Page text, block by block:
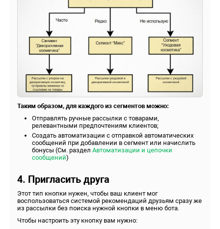
Таким образом, для каждого из сегментов можно:
Отправлять ручные рассылки с товарами,
релевантными предпочтениям клиентов;
Создать автоматизации с отправкой автоматических
сообщений при добавлении в сегмент или начислить
бонусы (См. раздел Автоматизации и цепочки
сообщений)
4. Пригласить друга
Этот тип кнопки нужен, чтобы ваш клиент мог
воспользоваться системой рекомендаций друзьям сразу же
из рассылки без поиска нужной кнопки в меню бота.
Чтобы настроить эту кнопку вам нужно: